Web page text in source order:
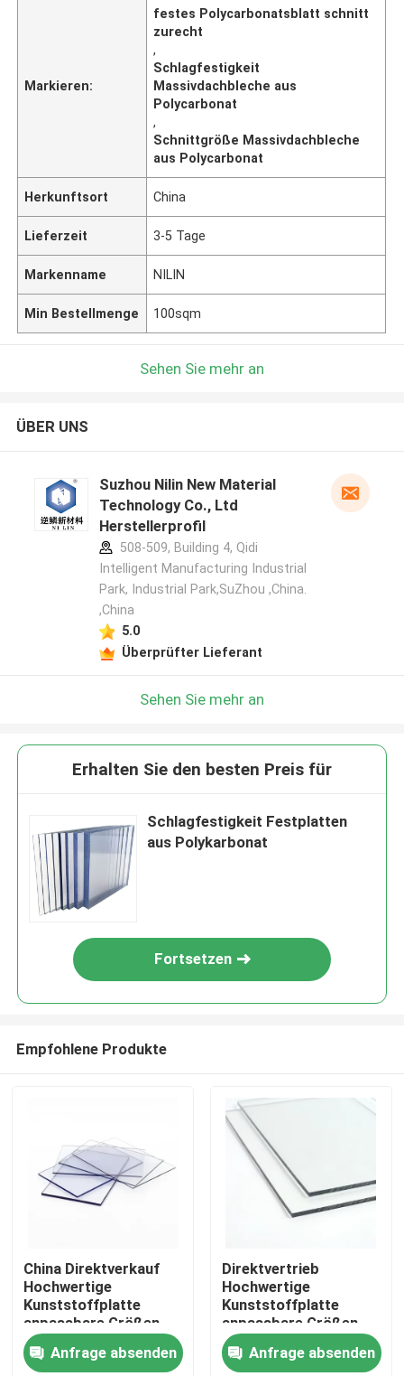
Produkte
Videos
Markieren:
festes Polycarbonatsblatt schnitt
zurecht
,
Schlagfestigkeit
Massivdachbleche aus
Polycarbonat
,
Schnittgröße Massivdachbleche
aus Polycarbonat
Herkunftsort China
Lieferzeit 3-5 Tage
Markenname NILIN
Min Bestellmenge 100sqm
Sehen Sie mehr an
ÜBER UNS
Suzhou Nilin New Material
Technology Co., Ltd
Herstellerprofil
508-509, Building 4, Qidi
Intelligent Manufacturing Industrial
Park, Industrial Park,SuZhou ,China.
,China
5.0
Überprüfter Lieferant
Sehen Sie mehr an
Erhalten Sie den besten Preis für
Schlagfestigkeit Festplatten
aus Polykarbonat
Fortsetzen
Empfohlene Produkte
China Direktverkauf
Hochwertige
Kunststoffplatte
anpassbare Größen
Transparentes
Kunststoffblech
Anfrage absenden
Direktvertrieb
Hochwertige
Kunststoffplatte
anpassbare Größen
Transparentes
Kunststoffblech
Anfrage absenden